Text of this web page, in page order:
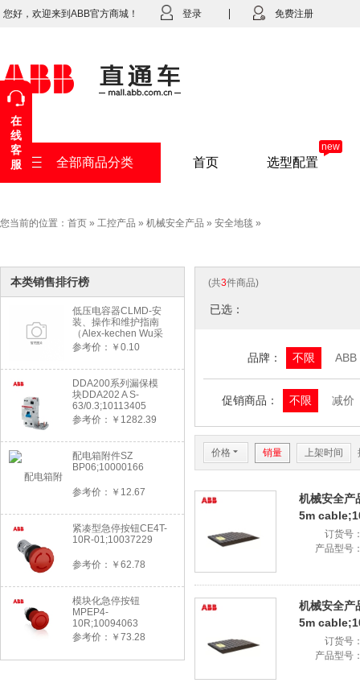
您好，欢迎来到ABB官方商城！ 登录 免费注册
全部商品分类 首页 选型配置
new
您当前的位置： 首页 » 工控产品 » 机械安全产品 » 安全地毯 »
本类销售排行榜
低压电容器CLMD-安
装、操作和维护指南
（Alex-kechen Wu采
购）-2022年版
参考价：￥0.10
DDA200系列漏保模
块DDA202 A S-
63/0.3;10113405
参考价：￥1282.39
配电箱附件SZ
BP06;10000166
参考价：￥12.67
紧凑型急停按钮CE4T-
10R-01;10037229
参考价：￥62.78
模块化急停按钮
MPEP4-
10R;10094063
参考价：￥73.28
(共3件商品)
已选：
品牌： 不限 ABB
促销商品： 不限 减价
价格 6 销量 上架时间
机械安全产
5m
订货号
产品型号
机械安全产
5m
订货号
产品型号
在
线
客
服